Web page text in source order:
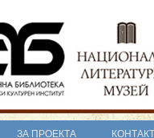
ЗА ПРОЕКТА